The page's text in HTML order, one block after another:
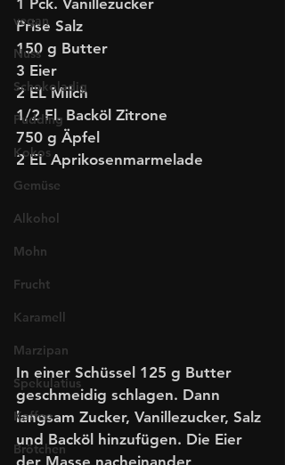
vegan
Nuss
Schokoladig
Pudding
Kokos
Gemüse
Alkohol
Mohn
Frucht
Karamell
Marzipan
Spekulatius
Kaffee
Brötchen
1 Pck. Vanillezucker
Prise Salz
150 g Butter
3 Eier
2 EL Milch
1/2 Fl. Backöl Zitrone
750 g Äpfel
2 EL Aprikosenmarmelade
In einer Schüssel 125 g Butter
geschmeidig schlagen. Dann
langsam Zucker, Vanillezucker, Salz
und Backöl hinzufügen. Die Eier